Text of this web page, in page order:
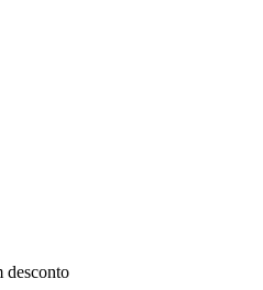
desconto